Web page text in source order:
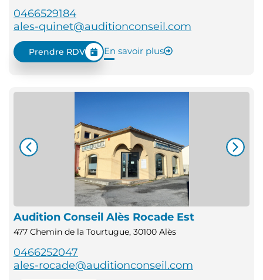
0466529184
ales-quinet@auditionconseil.com
Prendre RDV En savoir plus
Audition Conseil Alès Rocade Est
477 Chemin de la Tourtugue, 30100 Alès
0466252047
ales-rocade@auditionconseil.com